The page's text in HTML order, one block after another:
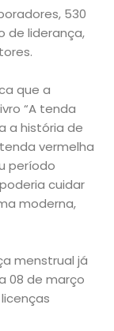
530
de liderança,
que a
“A tenda
a história de
vermelha
período
cuidar
moderna,
menstrual já
08 de março